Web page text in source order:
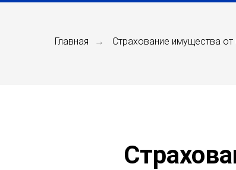
Главная → Страхование имущества